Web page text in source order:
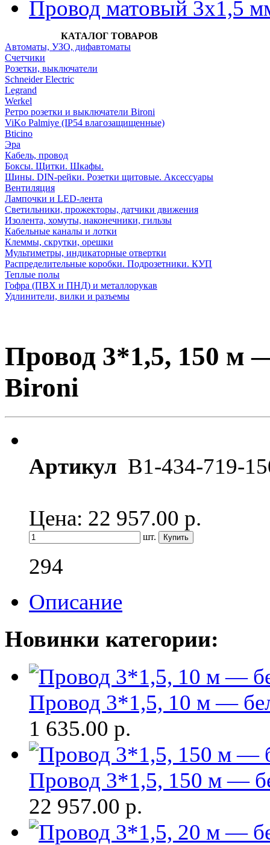
Провод матовый 3х1,5
КАТАЛОГ ТОВАРОВ
Автоматы, УЗО, дифавтоматы
Счетчики
Розетки, выключатели
Schneider Electric
Legrand
Werkel
Ретро розетки и выключатели Bironi
ViKo Palmiye (IP54 влагозащищенные)
Bticino
Эра
Кабель, провод
Боксы. Щитки. Шкафы.
Шины. DIN-рейки. Розетки щитовые. Аксессуары
Вентиляция
Лампочки и LED-лента
Светильники, прожекторы, датчики движения
Изолента, хомуты, наконечники, гильзы
Кабельные каналы и лотки
Клеммы, скрутки, орешки
Мультиметры, индикаторные отвертки
Распределительные коробки. Подрозетники. КУП
Теплые полы
Гофра (ПВХ и ПНД) и металлорукав
Удлинители, вилки и разъемы
Провод 3*1,5, 150 м
Bironi
Артикул B1-434-719-
Цена: 22 957.00 р.
шт.
294
Описание
Новинки категории:
Провод 3*1,5, 10 м —
1 635.00 р.
Провод 3*1,5, 150 м —
22 957.00 р.